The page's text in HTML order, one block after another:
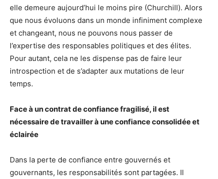
elle demeure aujourd’hui le moins pire (Churchill). Alors
que nous évoluons dans un monde infiniment complexe
et changeant, nous ne pouvons nous passer de
l’expertise des responsables politiques et des élites.
Pour autant, cela ne les dispense pas de faire leur
introspection et de s’adapter aux mutations de leur
temps.
Face à un contrat de confiance fragilisé, il est
nécessaire de travailler à une confiance consolidée et
éclairée
Dans la perte de confiance entre gouvernés et
gouvernants, les responsabilités sont partagées. Il